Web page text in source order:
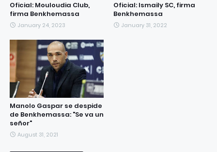
Oficial: Mouloudia Club,
firma Benkhemassa
January 24, 2023
Oficial: Ismaily SC, firma
Benkhemassa
January 31, 2022
Manolo Gaspar se despide
de Benkhemassa: "Se va un
señor"
August 31, 2021